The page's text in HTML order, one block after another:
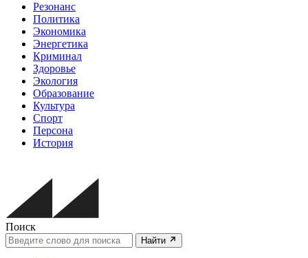
Резонанс
Политика
Экономика
Энергетика
Криминал
Здоровье
Экология
Образование
Культура
Спорт
Персона
История
Поиск
Найти